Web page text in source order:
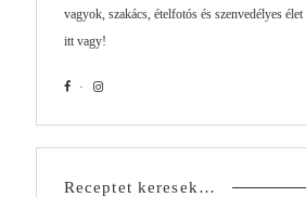
vagyok, szakács, ételfotós és szenvedélyes
itt vagy!
Receptet keresek…